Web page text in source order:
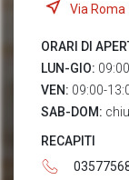
Via Roma
ORARI DI
LUN-GIO:
VEN: 09:00-
SAB-DOM:
RECAPITI